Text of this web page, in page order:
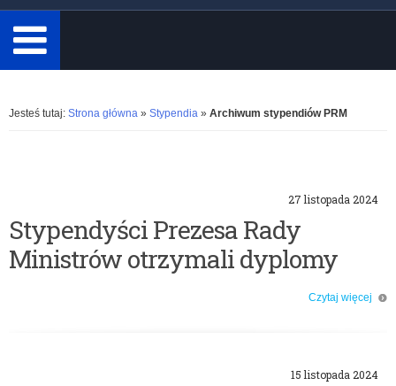
minimum
3
znaki.
Rozwiń
Jesteś tutaj: Strona główna » Stypendia » Archiwum stypendiów PRM
a
t
27 listopada 2024
Stypendyści Prezesa Rady
Ministrów otrzymali dyplomy
Czytaj więcej
15 listopada 2024